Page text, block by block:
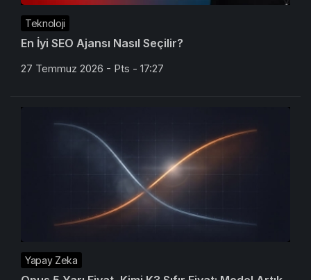
Teknoloji
En İyi SEO Ajansı Nasıl Seçilir?
27 Temmuz 2026 - Pts - 17:27
Yapay Zeka